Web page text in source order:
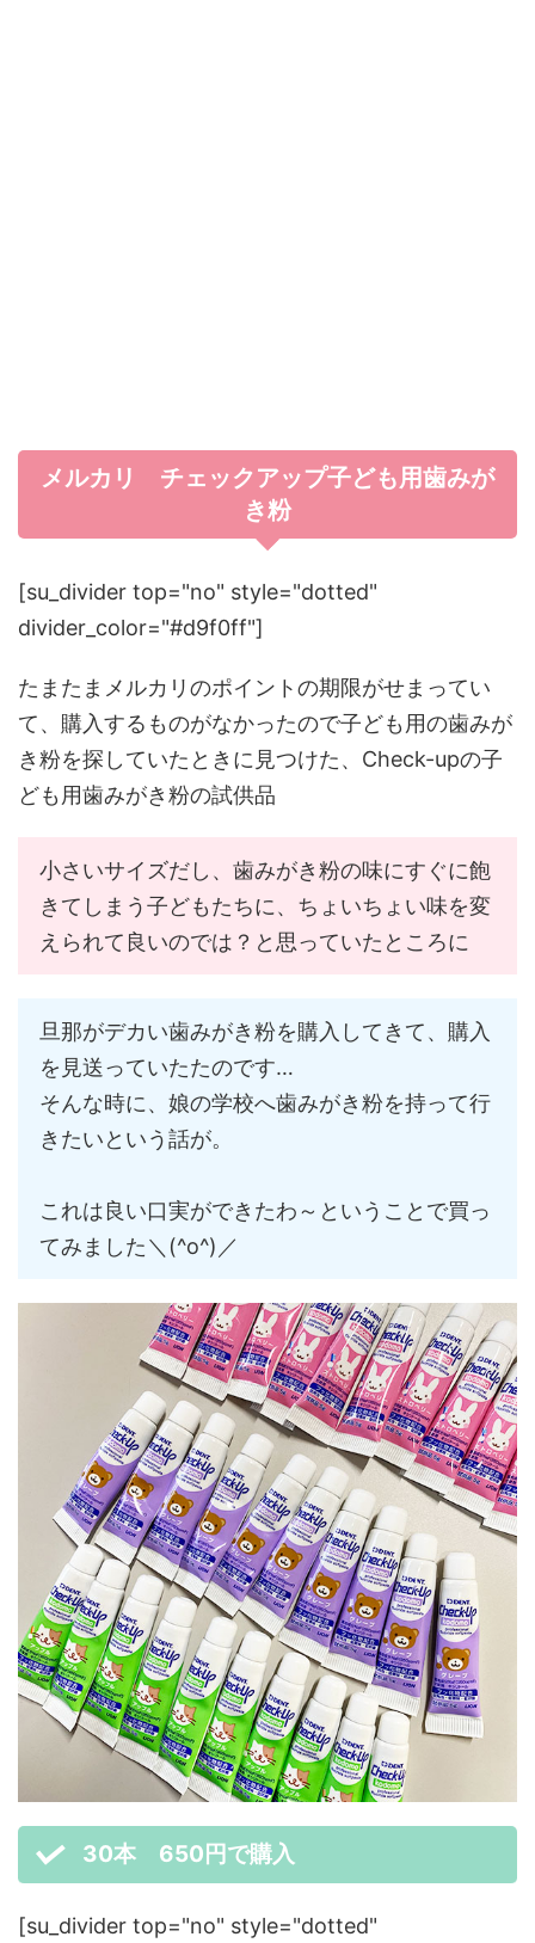
メルカリ チェックアップ子ども用歯みが
き粉
[su_divider top="no" style="dotted"
divider_color="#d9f0ff"]
たまたまメルカリのポイントの期限がせまってい
て、購入するものがなかったので子ども用の歯みが
き粉を探していたときに見つけた、 Check-upの子
ども用歯みがき粉の試供品
小さいサイズだし、歯みがき粉の味にすぐに飽
きてしまう子どもたちに、ちょいちょい味を変
えられて良いのでは？と思っていたところに
旦那がデカい歯みがき粉を購入してきて、購入
を見送っていたたのです…
そんな時に、娘の学校へ歯みがき粉を持って行
きたいという話が。
これは良い口実ができたわ～ということで買っ
てみました＼(^o^)／
30本 650円で購入
[su_divider top="no" style="dotted"